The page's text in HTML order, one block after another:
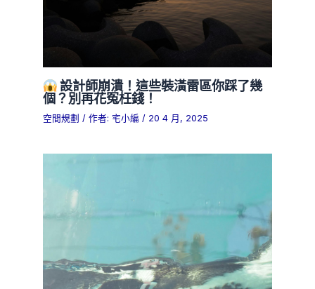
設計師崩潰！這些裝潢雷區你踩了幾
個？別再花冤枉錢！
空間規劃 / 作者: 宅小編 / 20 4 月, 2025